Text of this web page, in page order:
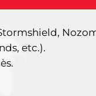
etc.).